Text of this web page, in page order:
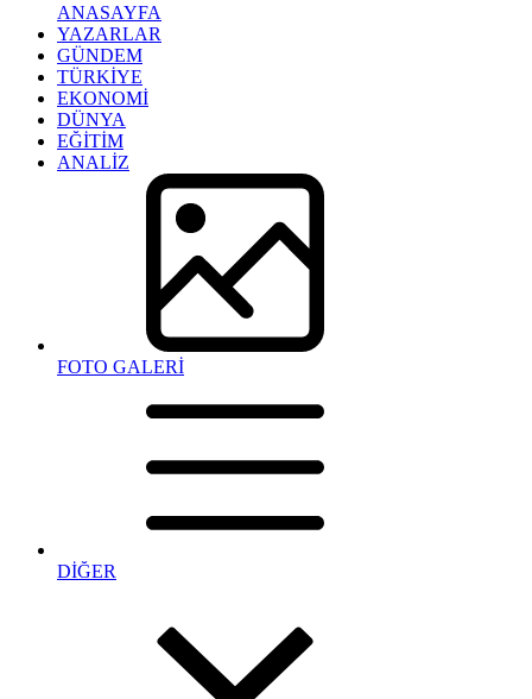
ANASAYFA
YAZARLAR
GÜNDEM
TÜRKİYE
EKONOMİ
DÜNYA
EĞİTİM
ANALİZ
FOTO GALERİ
DİĞER